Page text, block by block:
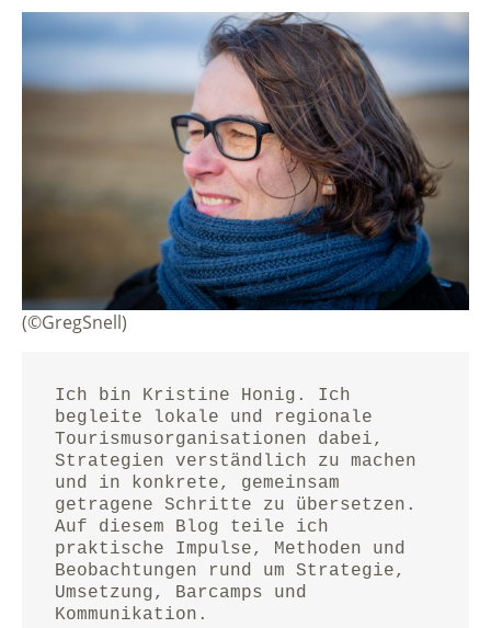
(©GregSnell)
Ich bin Kristine Honig. Ich
begleite lokale und regionale
Tourismusorganisationen dabei,
Strategien verständlich zu machen
und in konkrete, gemeinsam
getragene Schritte zu übersetzen.
Auf diesem Blog teile ich
praktische Impulse, Methoden und
Beobachtungen rund um Strategie,
Umsetzung, Barcamps und
Kommunikation.